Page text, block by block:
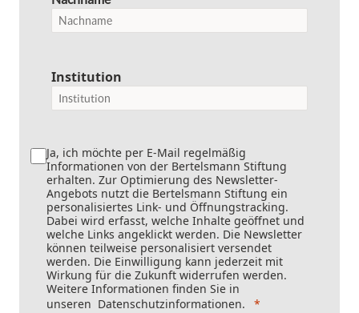
Institution
Ja, ich möchte per E-Mail regelmäßig
Informationen von der Bertelsmann Stiftung
erhalten. Zur Optimierung des Newsletter-
Angebots nutzt die Bertelsmann Stiftung ein
personalisiertes Link- und Öffnungstracking.
Dabei wird erfasst, welche Inhalte geöffnet und
welche Links angeklickt werden. Die Newsletter
können teilweise personalisiert versendet
werden. Die Einwilligung kann jederzeit mit
Wirkung für die Zukunft widerrufen werden.
Weitere Informationen finden Sie in
unseren Datenschutzinformationen.